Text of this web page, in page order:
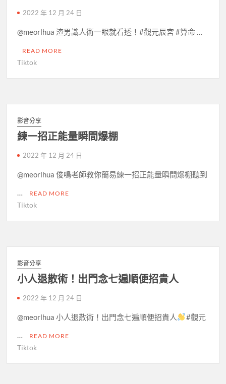
2022 年 12 月 24 日
@meorlhua 渣男識人術一眼就看透！#觀元辰宮 #算命 …
READ MORE
Tiktok
影音分享
練一招正能量瞬間爆棚
2022 年 12 月 24 日
@meorlhua 俊鳴老師教你簡易練一招正能量瞬間爆棚聽到
READ MORE
Tiktok
影音分享
小人退散術！出門念七遍順便招貴人
2022 年 12 月 24 日
@meorlhua 小人退散術！出門念七遍順便招貴人
#觀元
READ MORE
Tiktok